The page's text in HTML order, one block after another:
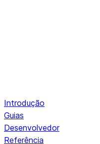
Introdução
Guias
Desenvolvedor
Referência